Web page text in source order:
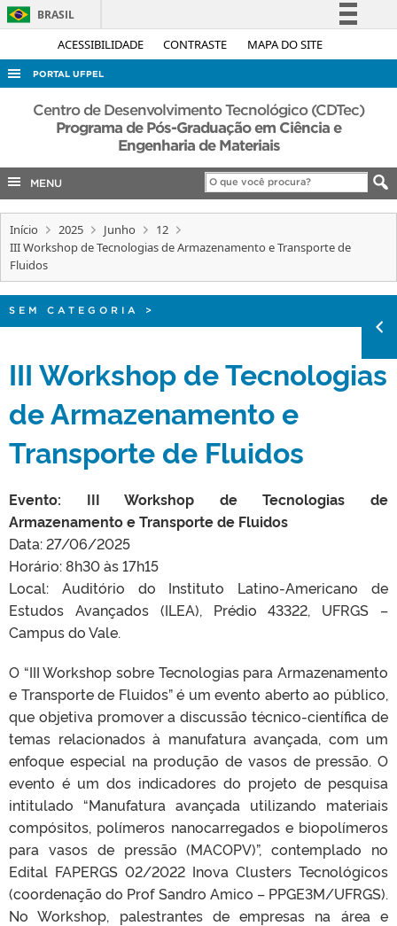
ACESSIBILIDADE CONTRASTE MAPA DO SITE
BRASIL
Simplifique!
Acesso à informação
Legislação
Canais
PORTAL UFPEL
ACESSO À INFORMAÇÃO
AUDITORIA
EDITAIS
INTERNACIONAL
OUVIDORIA
PORTARIAS
Centro de Desenvolvimento Tecnológico (CDTec)
Programa de Pós-Graduação em Ciência e
Engenharia de Materiais
MENU
Início 2025 Junho
12
III Workshop de Tecnologias de Armazenamento e Transporte de
Fluidos
SEM CATEGORIA >
III Workshop de Tecnologias
de Armazenamento e
Transporte de Fluidos
Evento: III Workshop de Tecnologias de
Armazenamento e Transporte de Fluidos
Data: 27/06/2025
Horário: 8h30 às 17h15
Local: Auditório do Instituto Latino-Americano de
Estudos Avançados (ILEA), Prédio 43322, UFRGS –
Campus do Vale.
O “III Workshop sobre Tecnologias para Armazenamento
e Transporte de Fluidos” é um evento aberto ao público,
que objetiva promover a discussão técnico-científica de
temas relacionados à manufatura avançada, com um
enfoque especial na produção de vasos de pressão. O
evento é um dos indicadores do projeto de pesquisa
intitulado “Manufatura avançada utilizando materiais
compósitos, polímeros nanocarregados e biopolímeros
para vasos de pressão (MACOPV)”, contemplado no
Edital FAPERGS 02/2022 Inova Clusters Tecnológicos
(coordenação do Prof Sandro Amico – PPGE3M/UFRGS).
No Workshop, palestrantes de empresas na área e